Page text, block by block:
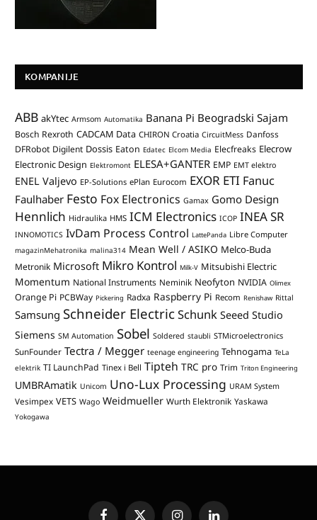
KOMPANIJE
ABB akYtec Armsom Automatika Banana Pi Beogradski Sajam
Bosch Rexroth CADCAM Data CHIRON Croatia CircuitMess Danfoss
DFRobot Digilent Dossis Eaton Edatec Elcom Media Elecfreaks Elecrow
Electronic Design Elektromont ELESA+GANTER EMP EMT elektro
ENEL Valjevo EP-Solutions ePlan Eurocom EXOR ETI Fanuc
Faulhaber Festo Fox Electronics Gamax Gomo Design
Hennlich Hidraulika HMS ICM Electronics ICOP INEA SR
INNOMOTICS IvDam Process Control LattePanda Libre Computer
magazinMehatronika malina314 Mean Well / ASIKO Melco-Buda
Metronik Microsoft Mikro Kontrol Milk-V Mitsubishi Electric
Momentum National Instruments Neminik Neofyton NVIDIA Olimex
Orange Pi PCBWay Pickering Radxa Raspberry Pi Recom Renishaw Rittal
Samsung Schneider ElectricSchunk Seeed Studio
Siemens SM Automation Sobel Soldered staubli STMicroelectronics
SunFounder Tectra / Megger teenage engineering Tehnogama TeLa
elektrik TI LaunchPad Tinex i Bell Tipteh TRC pro Trim Triton Engineering
UMBRAmatik Unicom Uno-Lux Processing URAM System
Vesimpex VETS Wago Weidmueller Wurth Elektronik Yaskawa
Yokogawa